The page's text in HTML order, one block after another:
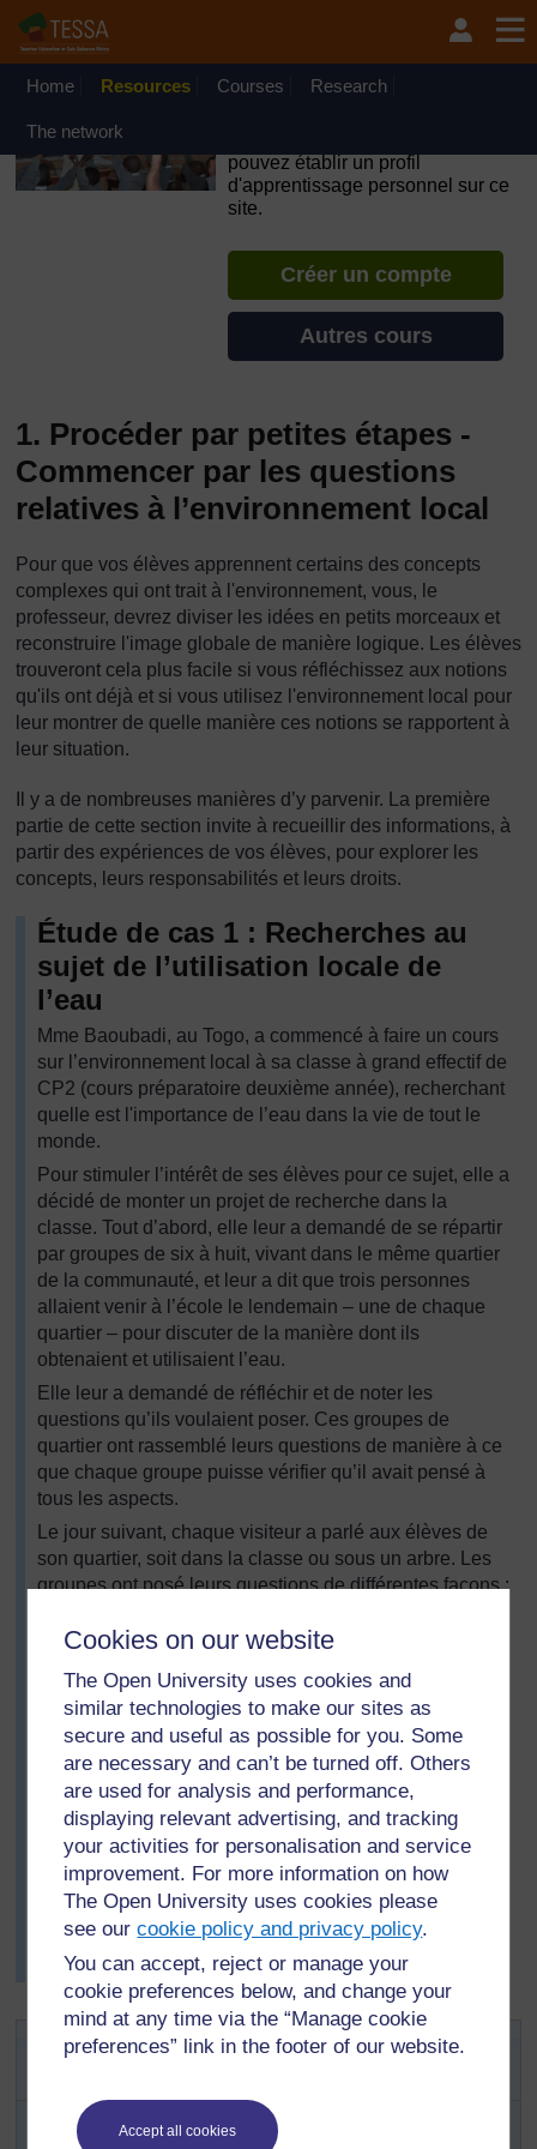
Cookies on our website
The Open University uses cookies and
similar technologies to make our sites as
secure and useful as possible for you. Some
are necessary and can’t be turned off. Others
are used for analysis and performance,
displaying relevant advertising, and tracking
your activities for personalisation and service
improvement. For more information on how
The Open University uses cookies please
see ourcookie policy and privacy policy.
You can accept, reject or manage your
cookie preferences below, and change your
mind at any time via the “Manage cookie
preferences” link in the footer of our website.
Accept all cookies
Passer au contenu principal
OpenLearn Create will be unavailable on Wednesday 12
August 2026 from 8am to 10.30am (GMT) due to routine
Home Resources Courses Research
The network
pouvez établir un profil
d'apprentissage personnel sur ce
site.
Créer un compte
Autres cours
1. Procéder par petites étapes -
Commencer par les questions
relatives à l’environnement local
Pour que vos élèves apprennent certains des concepts
complexes qui ont trait à l'environnement, vous, le
professeur, devrez diviser les idées en petits morceaux et
reconstruire l'image globale de manière logique. Les élèves
trouveront cela plus facile si vous réfléchissez aux notions
qu'ils ont déjà et si vous utilisez l'environnement local pour
leur montrer de quelle manière ces notions se rapportent à
leur situation.
Il y a de nombreuses manières d’y parvenir. La première
partie de cette section invite à recueillir des informations, à
partir des expériences de vos élèves, pour explorer les
concepts, leurs responsabilités et leurs droits.
Étude de cas 1 : Recherches au
sujet de l’utilisation locale de
l’eau
Mme Baoubadi, au Togo, a commencé à faire un cours
sur l’environnement local à sa classe à grand effectif de
CP2 (cours préparatoire deuxième année), recherchant
quelle est l'importance de l’eau dans la vie de tout le
monde.
Pour stimuler l’intérêt de ses élèves pour ce sujet, elle a
décidé de monter un projet de recherche dans la
classe. Tout d’abord, elle leur a demandé de se répartir
par groupes de six à huit, vivant dans le même quartier
de la communauté, et leur a dit que trois personnes
allaient venir à l’école le lendemain – une de chaque
quartier – pour discuter de la manière dont ils
obtenaient et utilisaient l’eau.
Elle leur a demandé de réfléchir et de noter les
questions qu’ils voulaient poser. Ces groupes de
quartier ont rassemblé leurs questions de manière à ce
que chaque groupe puisse vérifier qu’il avait pensé à
tous les aspects.
Le jour suivant, chaque visiteur a parlé aux élèves de
son quartier, soit dans la classe ou sous un arbre. Les
groupes ont posé leurs questions de différentes façons :
question chacun, alors que dans un autre groupe une
que les autres prenaient des notes.
Après la visite, il a été demandé aux élèves de faire la
liste de trois choses importantes qu'ils avaient
découvertes et d'en faire le compte rendu à toute la
classe. Mme Baoubadi a demandé à chaque groupe à
tour de rôle de dire ce qu'il avait trouvé, sans répéter les
réponses qui étaient déjà inscrites au tableau.
Ils ont ensuite discuté des problèmes qui existaient au
sujet de l’eau et ont réfléchi à des solutions possibles
(voir la Ressource 1 : Problèmes pour trouver de
l’eau).
Activité 1 : Tenir un « journal de
Demandez à vos élèves de tenir un « journal de l’eau »
pendant une semaine. Ils prendront note (peut-être sur